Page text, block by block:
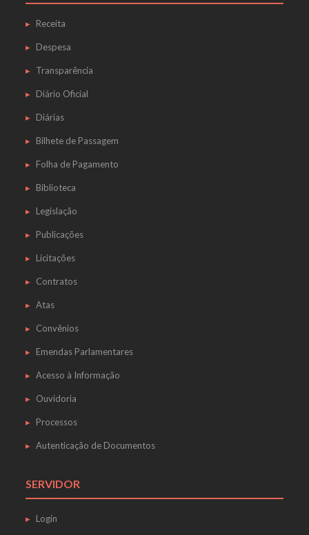
Receita
Despesa
Transparência
Diário Oficial
Diárias
Bilhete de Passagem
Folha de Pagamento
Biblioteca
Legislação
Publicações
Licitações
Contratos
Atas
Convênios
Emendas Parlamentares
Acesso à Informação
Ouvidoria
Processos
Autenticação de Documentos
SERVIDOR
Login